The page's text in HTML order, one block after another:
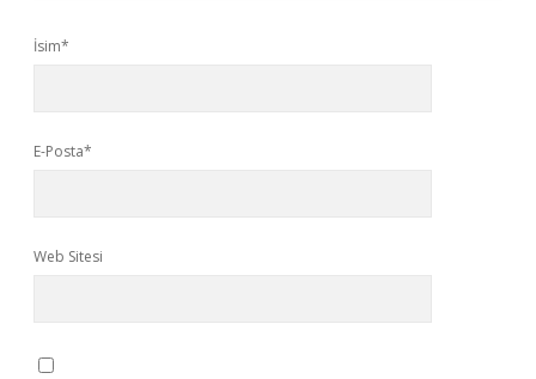
İsim*
E-Posta*
Web Sitesi